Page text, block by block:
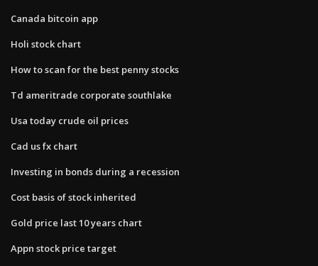
Canada bitcoin app
Holi stock chart
How to scan for the best penny stocks
Td ameritrade corporate southlake
Usa today crude oil prices
Cad us fx chart
Investing in bonds during a recession
Cost basis of stock inherited
Gold price last 10 years chart
Appn stock price target